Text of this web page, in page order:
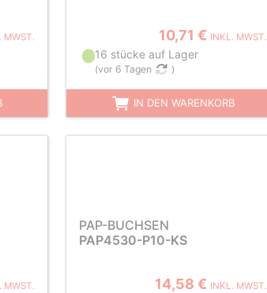
MWST. 10,71 € INKL. MWST.
16 stücke auf Lager
(vor 6 Tagen )
IN DEN WARENKORB
MWST.
PAP-BUCHSEN
PAP4530-P10-KS
14,58 € INKL. MWST.